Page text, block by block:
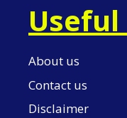
Useful
About us
Contact us
Disclaimer